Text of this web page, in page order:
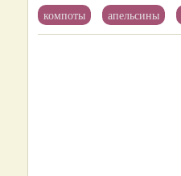
компоты апельсины